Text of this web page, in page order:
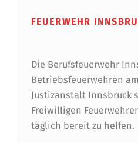
I
R
E
T
T
FEUERWEHR
Die Berufsfeuerwehr
Betriebsfeuerwehren
Justizanstalt Innsbruck
Freiwilligen
täglich bereit zu helfen.